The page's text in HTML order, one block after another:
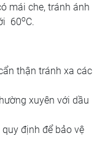
mái che, tránh ánh
60oC.
thận tránh xa các
xuyên với dầu
định để bảo vệ